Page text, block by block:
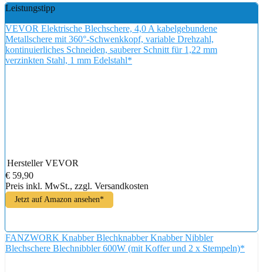
Leistungstipp
VEVOR Elektrische Blechschere, 4,0 A kabelgebundene
Metallschere mit 360°-Schwenkkopf, variable Drehzahl,
kontinuierliches Schneiden, sauberer Schnitt für 1,22 mm
verzinkten Stahl, 1 mm Edelstahl*
Hersteller VEVOR
€ 59,90
Preis inkl. MwSt., zzgl. Versandkosten
Jetzt auf Amazon ansehen*
FANZWORK Knabber Blechknabber Knabber Nibbler
Blechschere Blechnibbler 600W (mit Koffer und 2 x Stempeln)*